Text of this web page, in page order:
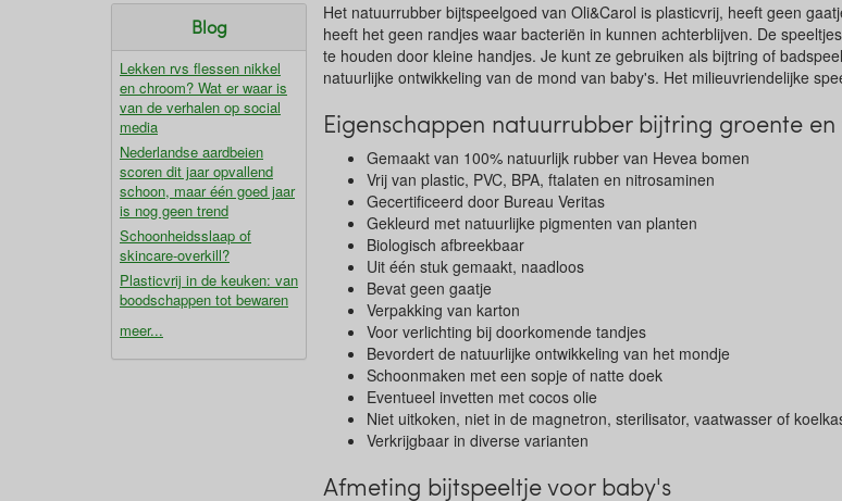
Blog
Lekken rvs flessen nikkel
en chroom? Wat er waar is
van de verhalen op social
media
Nederlandse aardbeien
scoren dit jaar opvallend
schoon, maar één goed jaar
is nog geen trend
Schoonheidsslaap of
skincare-overkill?
Plasticvrij in de keuken: van
boodschappen tot bewaren
meer...
Het natuurrubber bijtspeelgoed van Oli&Carol is plasticvrij, heeft geen
heeft het geen randjes waar bacteriën in kunnen achterblijven. De
te houden door kleine handjes. Je kunt ze gebruiken als bijtring of
natuurlijke ontwikkeling van de mond van baby's. Het milieuvriendelijke
Eigenschappen natuurrubber bijtring groente
Gemaakt van 100% natuurlijk rubber van Hevea bomen
Vrij van plastic, PVC, BPA, ftalaten en nitrosaminen
Gecertificeerd door Bureau Veritas
Gekleurd met natuurlijke pigmenten van planten
Biologisch afbreekbaar
Uit één stuk gemaakt, naadloos
Bevat geen gaatje
Verpakking van karton
Voor verlichting bij doorkomende tandjes
Bevordert de natuurlijke ontwikkeling van het mondje
Schoonmaken met een sopje of natte doek
Eventueel invetten met cocos olie
Niet uitkoken, niet in de magnetron, sterilisator, vaatwasser of
Verkrijgbaar in diverse varianten
Afmeting bijtspeeltje voor baby's